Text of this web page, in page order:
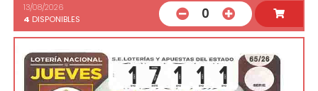
13/08/2026
4 DISPONIBLES 0